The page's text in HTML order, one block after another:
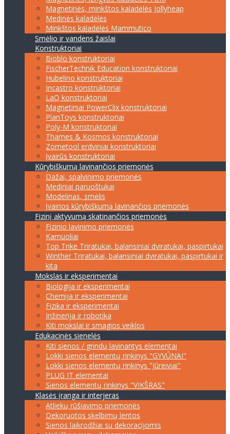
Magnetinės, minkštos kaladėlės Jollyheap
Medinės kaladėlės
Minkštos kaladėlės Mammutico
Smėlio ir vandens žaislai
Konstruktoriai
Bioblo konstruktoriai
FischerTechnik Education konstruktoriai
Hubelino konstruktoriai
Incastro konstruktoriai
LaQ konstruktoriai
Magnetiniai PowerClix konstruktoriai
PlanToys konstruktoriai
Poly-M konstruktoriai
Thames & Kosmos konstruktoriai
Zometool erdviniai konstruktoriai
Įvairūs konstruktoriai
Kūrybiškumą lavinančios priemonės
Dažai, spalvinimo priemonės
Mediniai paruoštukai
Modelinas, smėlis
Įvairios kūrybiškumą lavinančios priemonės
Fizinį aktyvumą skatinančios priemonės
Fizinio lavinimo priemonės
Kamuoliai
Top Trike Triratukai, balansiniai dviratukai, paspirtukai
Winther Triratukai, balansiniai dviratukai, paspirtukai ir
kita
Mokslas ir eksperimentai
Biologija ir eksperimentai
Chemija ir eksperimentai
Fizika ir eksperimentai
Inžinerija ir robotika
Kiti mokslai ir smagios veiklos
Edukacinės sienelės
Kiti sienos / grindų lavinantys elementai
Lokki sienos elementų rinkinys "GYVŪNAI"
Lokki sienos elementų rinkinys "Jūreiviai"
PLUG IT elementai
Sienos elementų rinkinys "VIKŠRAS"
Klasės įranga ir interjeras
Atliekų rūšiavimo priemonės
Dekoruotos skelbimų lentos
Sienos laikrodžiai su dekoracijomis